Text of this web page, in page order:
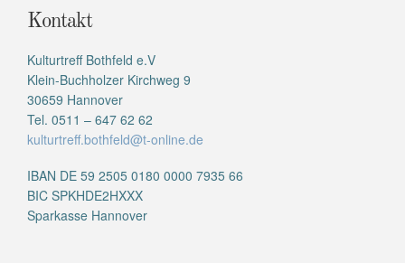
Kontakt
Kulturtreff Bothfeld e.V
Klein-Buchholzer Kirchweg 9
30659 Hannover
Tel. 0511 – 647 62 62
kulturtreff.bothfeld@t-online.de
IBAN DE 59 2505 0180 0000 7935 66
BIC SPKHDE2HXXX
Sparkasse Hannover